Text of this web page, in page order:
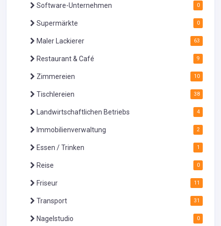
Software-Unternehmen 0
Supermärkte 0
Maler Lackierer 63
Restaurant & Café 9
Zimmereien 10
Tischlereien 38
Landwirtschaftlichen Betriebs 4
Immobilienverwaltung 2
Essen / Trinken 1
Reise 0
Friseur 11
Transport 31
Nagelstudio 0